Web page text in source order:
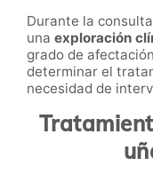
Durante la
una exploración
grado de
determinar el
necesidad de